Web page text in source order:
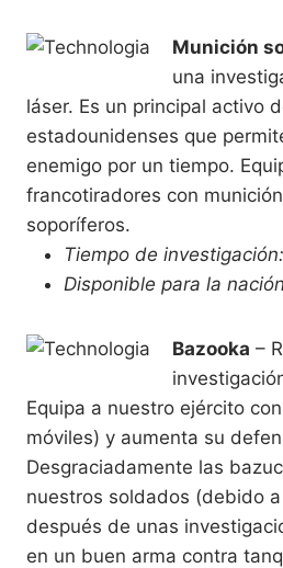
Munición
una
láser. Es un principal activo
estadounidenses que
enemigo por un tiempo.
francotiradores con
soporíferos.
Tiempo de investigación:
Disponible para la
Bazooka –
Equipa a nuestro ejército
móviles) y aumenta su
Desgraciadamente las
nuestros soldados (debido
después de unas
en un buen arma contra